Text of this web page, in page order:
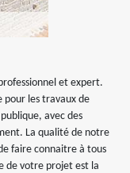
et expert.
pour les travaux de
avec des
La qualité de notre
faire connaitre à tous
de votre projet est la